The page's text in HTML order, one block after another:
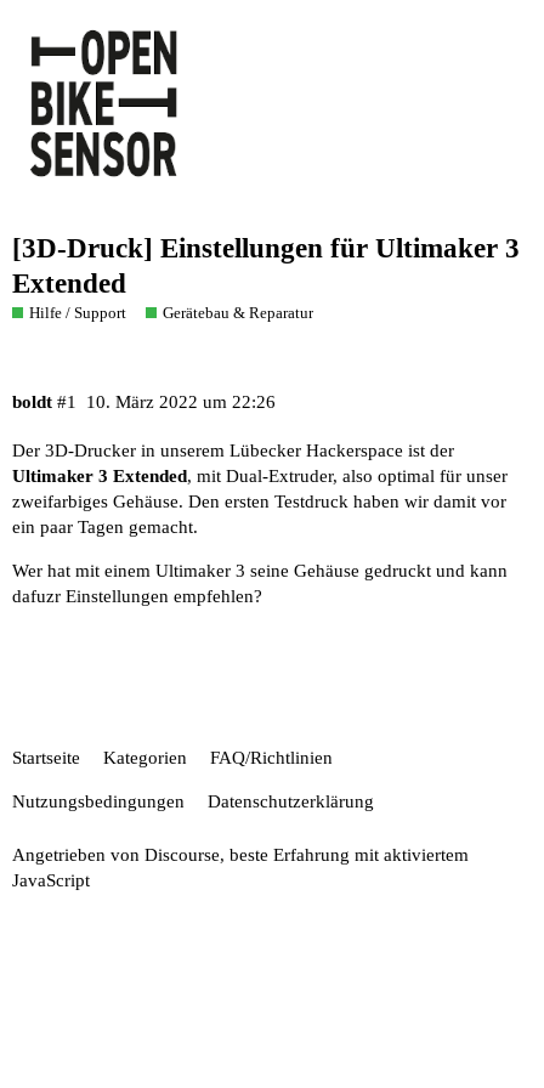
[3D-Druck] Einstellungen für Ultimaker 3
Extended
Hilfe / Support Gerätebau & Reparatur
boldt 10. März 2022 um 22:26
#1
Der 3D-Drucker in unserem Lübecker Hackerspace ist der
Ultimaker 3 Extended, mit Dual-Extruder, also optimal für unser
zweifarbiges Gehäuse. Den ersten Testdruck haben wir damit vor
ein paar Tagen gemacht.
Wer hat mit einem Ultimaker 3 seine Gehäuse gedruckt und kann
dafuzr Einstellungen empfehlen?
Startseite Kategorien FAQ/Richtlinien
Nutzungsbedingungen Datenschutzerklärung
Angetrieben von Discourse, beste Erfahrung mit aktiviertem
JavaScript